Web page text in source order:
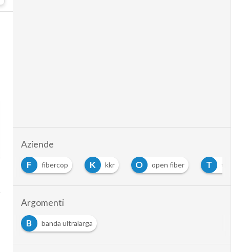
Aziende
F fibercop K kkr O open fiber T tim
Argomenti
B
banda ultralarga